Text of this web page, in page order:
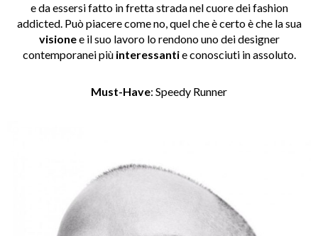
e da essersi fatto in fretta strada nel cuore dei fashion
addicted. Può piacere come no, quel che è certo è che la sua
visionee il suo lavoro lo rendono uno dei designer
contemporanei più interessantie conosciuti in assoluto.
Must-Have: Speedy Runner